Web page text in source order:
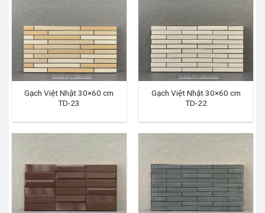
Gạch Việt Nhật 30×60 cm
TD-23
Gạch Việt Nhật 30×60 cm
TD-22